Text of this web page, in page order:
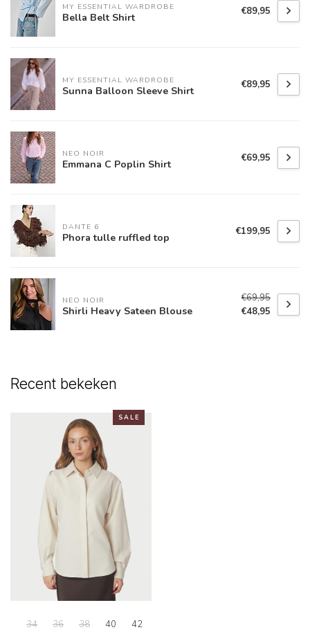
MY ESSENTIAL WARDROBE
Bella Belt Shirt €89,95
MY ESSENTIAL WARDROBE
Sunna Balloon Sleeve Shirt €89,95
NEO NOIR
Emmana C Poplin Shirt €69,95
DANTE 6
Phora tulle ruffled top €199,95
NEO NOIR
Shirli Heavy Sateen Blouse
€69,95
€48,95
Recent bekeken
S A L E
34 36 38 40 42